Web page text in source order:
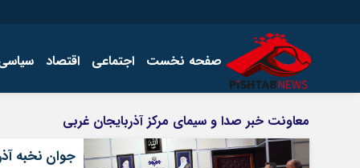
صفحه نخست اجتماعی اقتصاد
اجتماعی
اقتصاد
گالری فیلم
گالری عکس
معاونت خبر صدا و سیمای مرکز آذربایجان غربی
جوان نخبه